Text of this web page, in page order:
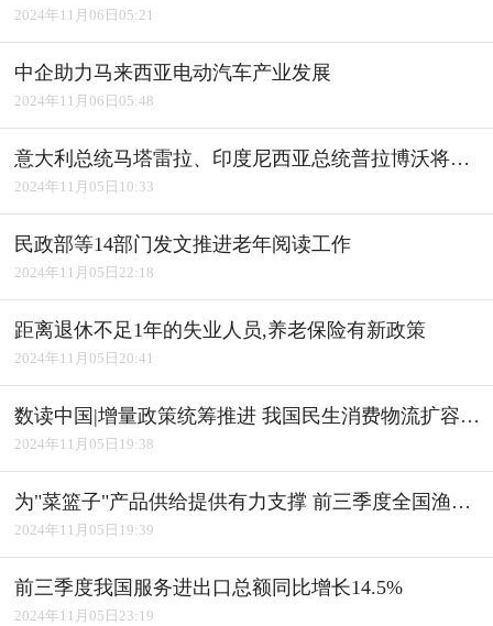
2024年11月06日05:21
中企助力马来西亚电动汽车产业发展
2024年11月06日05:48
意大利总统马塔雷拉、印度尼西亚总统普拉博沃将访华
2024年11月05日10:33
民政部等14部门发文推进老年阅读工作
2024年11月05日22:18
距离退休不足1年的失业人员,养老保险有新政策
2024年11月05日20:41
数读中国|增量政策统筹推进 我国民生消费物流扩容升级
2024年11月05日19:38
为"菜篮子"产品供给提供有力支撑 前三季度全国渔业经济平稳发展
2024年11月05日19:39
前三季度我国服务进出口总额同比增长14.5%
2024年11月05日23:19